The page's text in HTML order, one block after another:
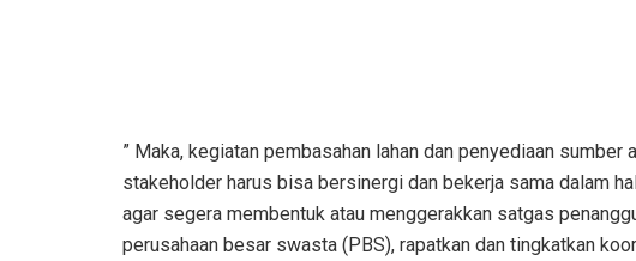
” Maka, kegiatan pembasahan lahan dan penyediaan
stakeholder harus bisa bersinergi dan bekerja sama dalam
agar segera membentuk atau menggerakkan satgas
perusahaan besar swasta (PBS), rapatkan dan tingkatkan